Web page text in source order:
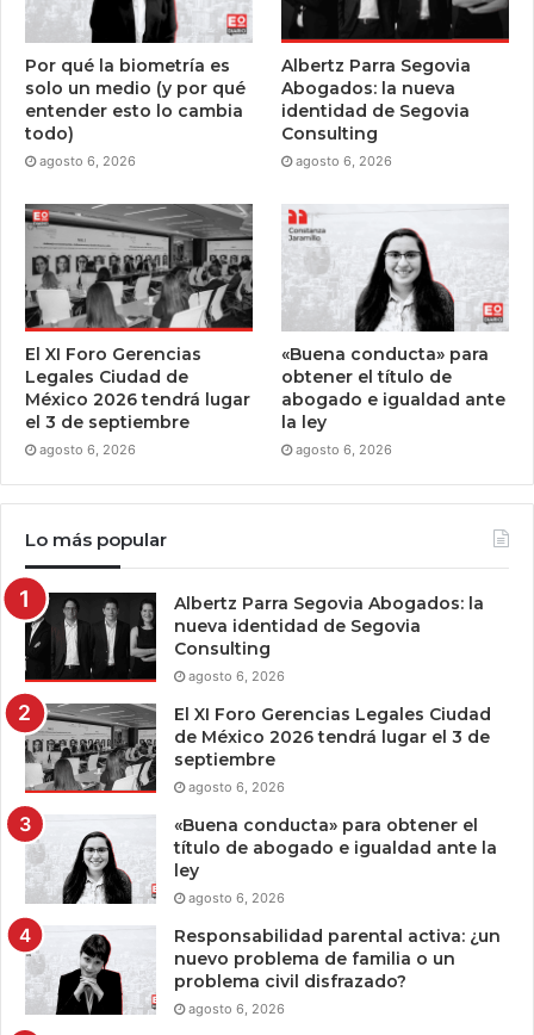
Por qué la biometría es
solo un medio (y por qué
entender esto lo cambia
todo)
agosto 6, 2026
Albertz Parra Segovia
Abogados: la nueva
identidad de Segovia
Consulting
agosto 6, 2026
El XI Foro Gerencias
Legales Ciudad de
México 2026 tendrá lugar
el 3 de septiembre
agosto 6, 2026
«Buena conducta» para
obtener el título de
abogado e igualdad ante
la ley
agosto 6, 2026
Lo más popular
Albertz Parra Segovia Abogados: la
nueva identidad de Segovia
Consulting
agosto 6, 2026
El XI Foro Gerencias Legales Ciudad
de México 2026 tendrá lugar el 3 de
septiembre
agosto 6, 2026
«Buena conducta» para obtener el
título de abogado e igualdad ante la
ley
agosto 6, 2026
Responsabilidad parental activa: ¿un
nuevo problema de familia o un
problema civil disfrazado?
agosto 6, 2026